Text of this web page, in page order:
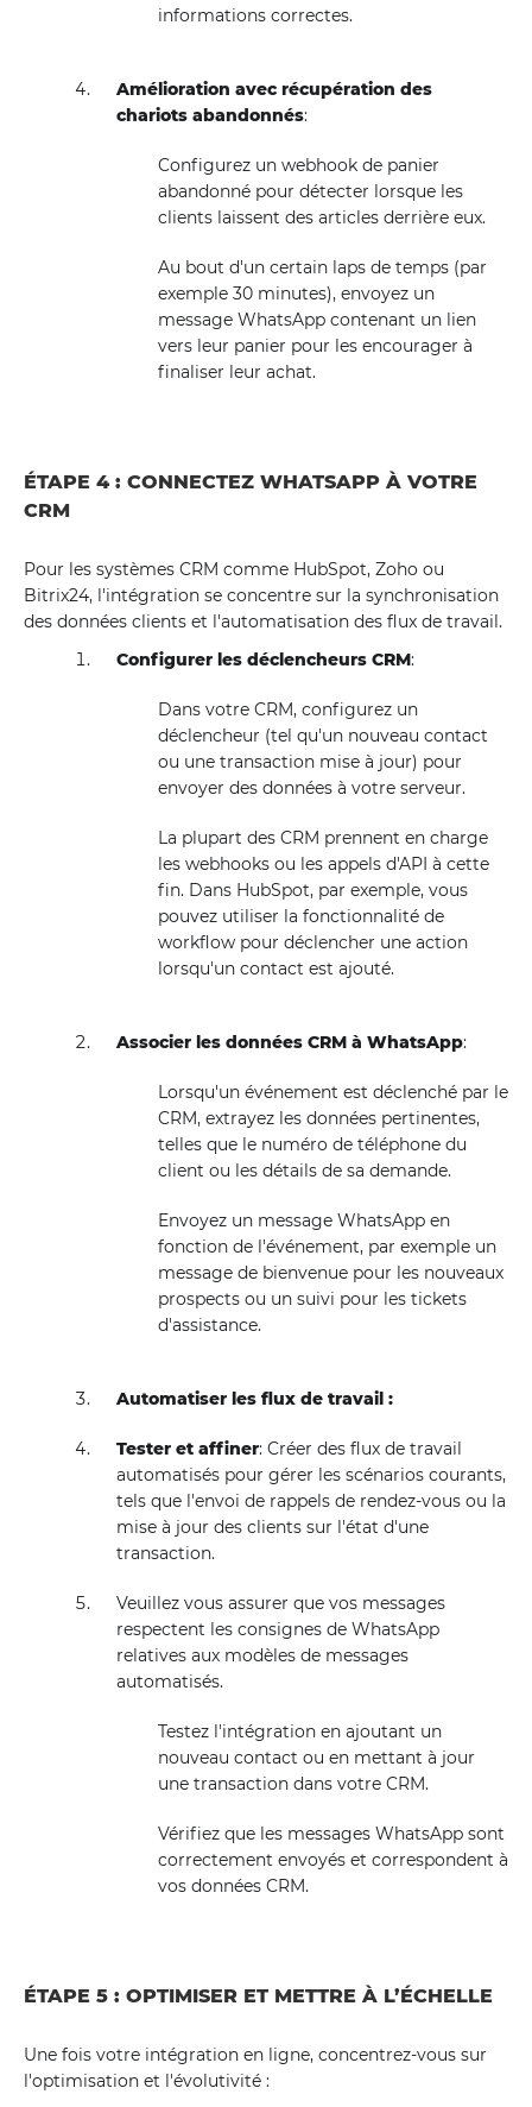
informations correctes.
Amélioration avec récupération des
chariots abandonnés:
Configurez un webhook de panier
abandonné pour détecter lorsque les
clients laissent des articles derrière eux.
Au bout d'un certain laps de temps (par
exemple 30 minutes), envoyez un
message WhatsApp contenant un lien
vers leur panier pour les encourager à
finaliser leur achat.
ÉTAPE 4 : CONNECTEZ WHATSAPP À VOTRE
CRM
Pour les systèmes CRM comme HubSpot, Zoho ou
Bitrix24, l'intégration se concentre sur la synchronisation
des données clients et l'automatisation des flux de travail.
Configurer les déclencheurs CRM:
Dans votre CRM, configurez un
déclencheur (tel qu'un nouveau contact
ou une transaction mise à jour) pour
envoyer des données à votre serveur.
La plupart des CRM prennent en charge
les webhooks ou les appels d'API à cette
fin. Dans HubSpot, par exemple, vous
pouvez utiliser la fonctionnalité de
workflow pour déclencher une action
lorsqu'un contact est ajouté.
Associer les données CRM à WhatsApp:
Lorsqu'un événement est déclenché par le
CRM, extrayez les données pertinentes,
telles que le numéro de téléphone du
client ou les détails de sa demande.
Envoyez un message WhatsApp en
fonction de l'événement, par exemple un
message de bienvenue pour les nouveaux
prospects ou un suivi pour les tickets
d'assistance.
Automatiser les flux de travail :
Tester et affiner: Créer des flux de travail
automatisés pour gérer les scénarios courants,
tels que l'envoi de rappels de rendez-vous ou la
mise à jour des clients sur l'état d'une
transaction.
Veuillez vous assurer que vos messages
respectent les consignes de WhatsApp
relatives aux modèles de messages
automatisés.
Testez l'intégration en ajoutant un
nouveau contact ou en mettant à jour
une transaction dans votre CRM.
Vérifiez que les messages WhatsApp sont
correctement envoyés et correspondent à
vos données CRM.
ÉTAPE 5 : OPTIMISER ET METTRE À L’ÉCHELLE
Une fois votre intégration en ligne, concentrez-vous sur
l'optimisation et l'évolutivité :